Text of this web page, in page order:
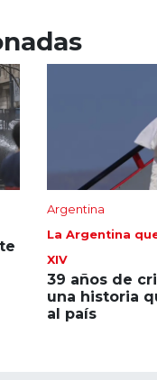
Argentina
La Argentina
XIV
39 años de
una historia
al país